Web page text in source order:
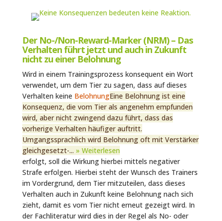
Der No-/Non-Reward-Marker (NRM) – Das
Verhalten führt jetzt und auch in Zukunft
nicht zu einer Belohnung
Wird in einem Trainingsprozess konsequent ein Wort
verwendet, um dem Tier zu sagen, dass auf dieses
Verhalten keine BelohnungEine Belohnung ist eine
Konsequenz, die vom Tier als angenehm empfunden
wird, aber nicht zwingend dazu führt, dass das
vorherige Verhalten häufiger auftritt.
Umgangssprachlich wird Belohnung oft mit Verstärker
gleichgesetzt-... » Weiterlesen
erfolgt, soll die Wirkung hierbei mittels negativer
Strafe erfolgen. Hierbei steht der Wunsch des Trainers
im Vordergrund, dem Tier mitzuteilen, dass dieses
Verhalten auch in Zukunft keine Belohnung nach sich
zieht, damit es vom Tier nicht erneut gezeigt wird. In
der Fachliteratur wird dies in der Regel als No- oder